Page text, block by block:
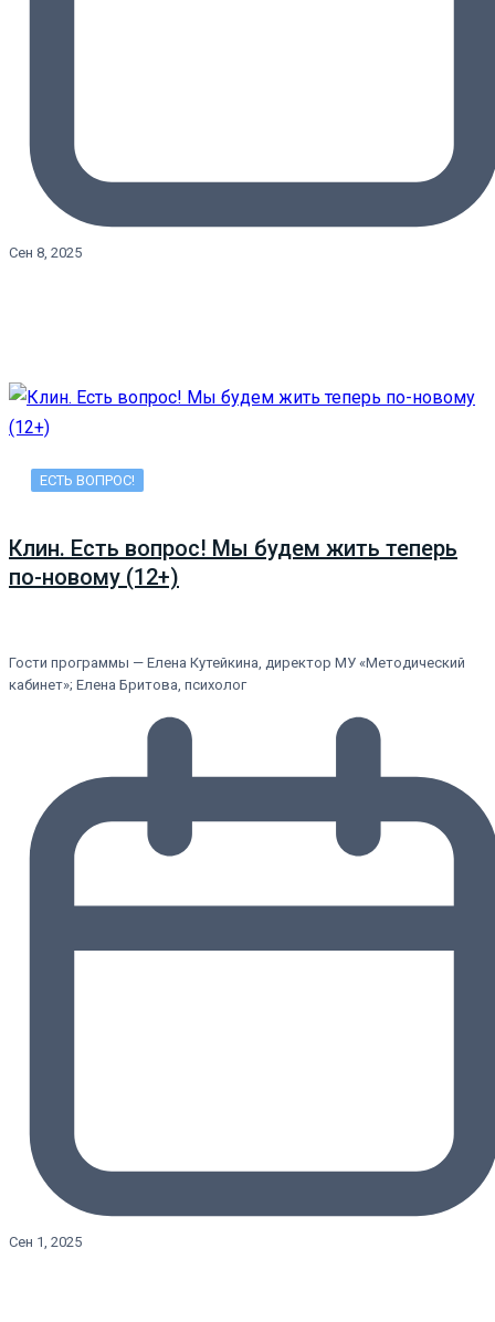
Сен 8, 2025
ЕСТЬ ВОПРОС!
Клин. Есть вопрос! Мы будем жить теперь
по-новому (12+)
Гости программы — Елена Кутейкина, директор МУ «Методический
кабинет»; Елена Бритова, психолог
Сен 1, 2025